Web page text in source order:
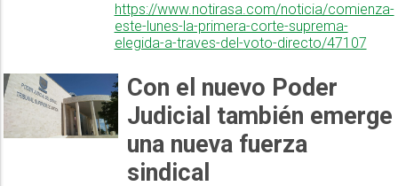
https://www.notirasa.com/noticia/comienza-
este-lunes-la-primera-corte-suprema-
elegida-a-traves-del-voto-directo/47107
Con el nuevo Poder
Judicial también emerge
una nueva fuerza
sindical